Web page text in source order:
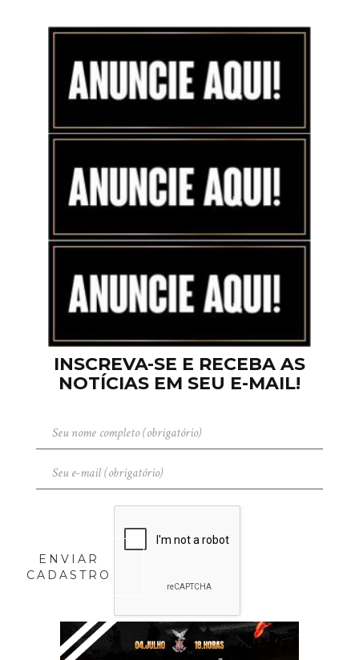
INSCREVA-SE E RECEBA AS
NOTÍCIAS EM SEU E-MAIL!
ENVIAR
CADASTRO